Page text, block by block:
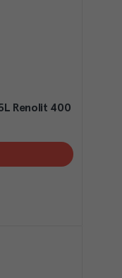
Renolit 400